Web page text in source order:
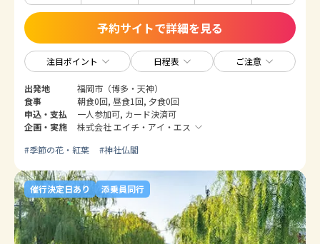
予約サイトで詳細を見る
注目ポイント 日程表 ご注意
出発地
福岡市（博多・天神）
食事
朝食0回, 昼食1回, 夕食0回
申込・支払
一人参加可, カード決済可
企画・実施
株式会社 エイチ・アイ・エス
#季節の花・紅葉 #神社仏閣
催行決定日あり 添乗員同行